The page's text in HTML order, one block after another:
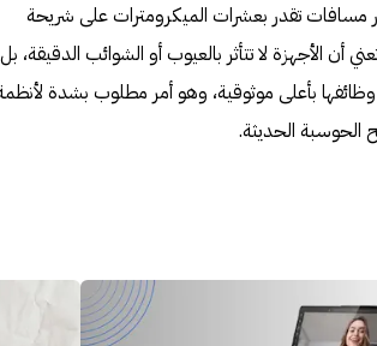
مسافات تقدر بعشرات الميكرومترات على شريحة
أن الأجهزة لا تتأثر بالعيوب أو الشوائب الدقيقة، بل
بأعلى موثوقية، وهو أمر مطلوب بشدة
الحوسبة الحديثة.